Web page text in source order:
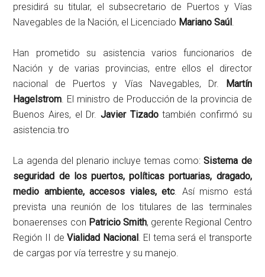
presidirá su titular, el subsecretario de Puertos y Vías
Navegables de la Nación, el Licenciado Mariano Saúl.
Han prometido su asistencia varios funcionarios de
Nación y de varias provincias, entre ellos el director
nacional de Puertos y Vías Navegables, Dr. Martín
Hagelstrom. El ministro de Producción de la provincia de
Buenos Aires, el Dr. Javier Tizadotambién confirmó su
asistencia.tro
La agenda del plenario incluye temas como:Sistema de
seguridad de los puertos, políticas portuarias, dragado,
medio ambiente, accesos viales, etc. Así mismo está
prevista una reunión de los titulares de las terminales
bonaerenses con Patricio Smith, gerente Regional Centro
Región II deVialidad Nacional. El tema será el transporte
de cargas por vía terrestre y su manejo.